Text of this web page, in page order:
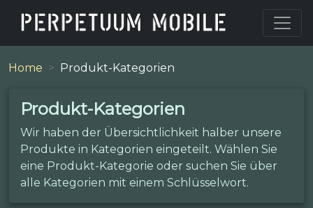
Home Produkt-Kategorien
Produkt-Kategorien
Wir haben der Übersichtlichkeit halber unsere
Produkte in Kategorien eingeteilt. Wählen Sie
eine Produkt-Kategorie oder suchen Sie über
alle Kategorien mit einem Schlüsselwort.